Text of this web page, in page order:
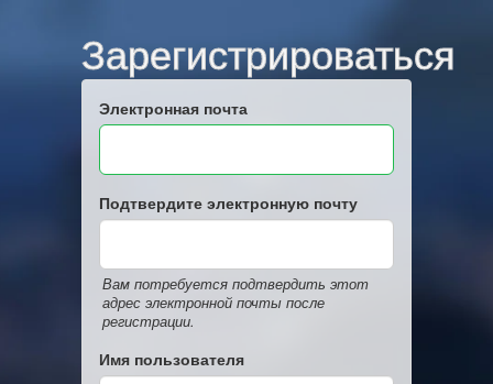
Зарегистрироваться
Электронная почта
Подтвердите электронную почту
Вам потребуется подтвердить этот
адрес электронной почты после
регистрации.
Имя пользователя